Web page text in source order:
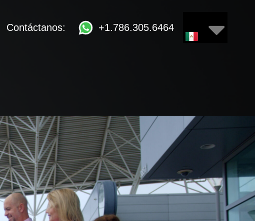
Contáctanos: +1.786.305.6464